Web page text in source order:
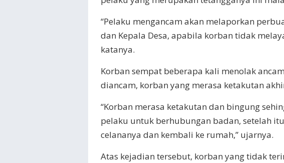
“Pelaku mengancam akan melaporkan
dan Kepala Desa, apabila korban tidak
katanya.
Korban sempat beberapa kali menolak
diancam, korban yang merasa ketakutan
“Korban merasa ketakutan dan bingung
pelaku untuk berhubungan badan, setelah
celananya dan kembali ke rumah,” ujarnya.
Atas kejadian tersebut, korban yang tidak